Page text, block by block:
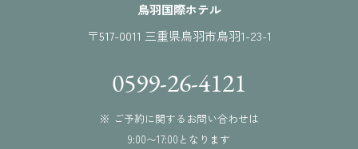
鳥羽国際ホテル
〒517-0011 三重県鳥羽市鳥羽1-23-1
0599-26-4121
※ ご予約に関するお問い合わせは
9:00〜17:00となります